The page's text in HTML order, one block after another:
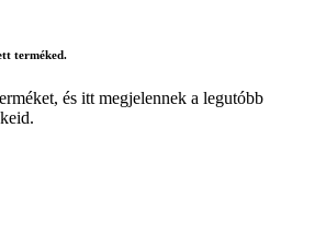
terméked.
és itt megjelennek a legutóbb